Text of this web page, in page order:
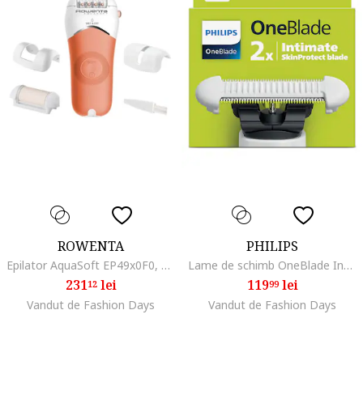
ROWENTA
Epilator AquaSoft EP49x0F0, 4,5 W, autonomie baterie de 40 de minute, Wet & Dry, 4 accesorii, tehnologie Skin Respect, Coral
23112lei
Vandut de Fashion Days
PHILIPS
Lame de schimb OneBlade Intimate, unisex, 2 bucăți
11999lei
Vandut de Fashion Days